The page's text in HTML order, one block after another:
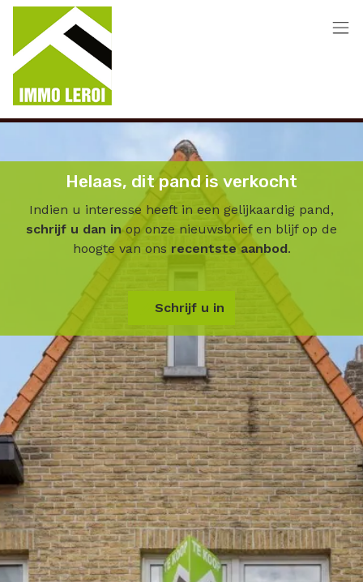
Menu overslaan en naar de inhoud gaan
Helaas, dit pand is verkocht
Indien u interesse heeft in een gelijkaardig pand,
schrijf u dan inop onze nieuwsbrief en blijf op de
hoogte van ons recentste aanbod.
Schrijf u in